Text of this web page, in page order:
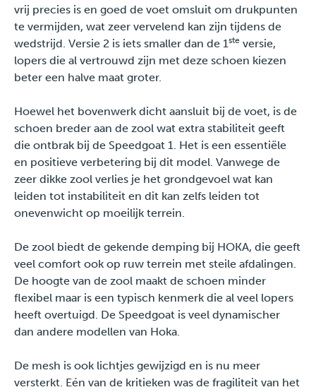
Pers
vrij precies is en goed de voet omsluit om drukpunten
te vermijden, wat zeer vervelend kan zijn tijdens de
wedstrijd. Versie 2 is iets smaller dan de 1ste versie,
lopers die al vertrouwd zijn met deze schoen kiezen
beter een halve maat groter.
Hoewel het bovenwerk dicht aansluit bij de voet, is de
schoen breder aan de zool wat extra stabiliteit geeft
die ontbrak bij de Speedgoat 1. Het is een essentiële
en positieve verbetering bij dit model. Vanwege de
zeer dikke zool verlies je het grondgevoel wat kan
leiden tot instabiliteit en dit kan zelfs leiden tot
onevenwicht op moeilijk terrein.
De zool biedt de gekende demping bij HOKA, die geeft
veel comfort ook op ruw terrein met steile afdalingen.
De hoogte van de zool maakt de schoen minder
flexibel maar is een typisch kenmerk die al veel lopers
heeft overtuigd. De Speedgoat is veel dynamischer
dan andere modellen van Hoka.
De mesh is ook lichtjes gewijzigd en is nu meer
versterkt. Eén van de kritieken was de fragiliteit van het